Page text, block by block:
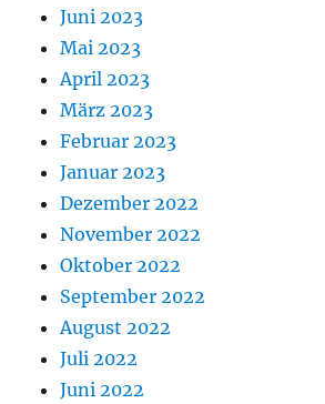
Juni 2023
Mai 2023
April 2023
März 2023
Februar 2023
Januar 2023
Dezember 2022
November 2022
Oktober 2022
September 2022
August 2022
Juli 2022
Juni 2022